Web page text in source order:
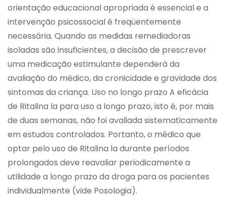
orientação educacional apropriada é essencial e a
intervenção psicossocial é freqüentemente
necessária. Quando as medidas remediadoras
isoladas são insuficientes, a decisão de prescrever
uma medicação estimulante dependerá da
avaliação do médico, da cronicidade e gravidade dos
sintomas da criança. Uso no longo prazo A eficácia
de Ritalina la para uso a longo prazo, isto é, por mais
de duas semanas, não foi avaliada sistematicamente
em estudos controlados. Portanto, o médico que
optar pelo uso de Ritalina la durante períodos
prolongados deve reavaliar periodicamente a
utilidade a longo prazo da droga para os pacientes
individualmente (vide Posologia).